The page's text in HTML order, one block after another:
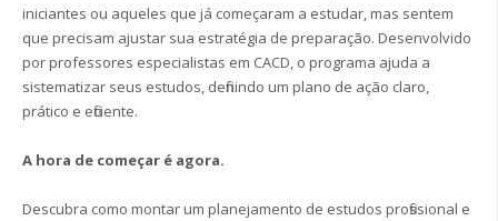
iniciantes ou aqueles que já começaram a estudar, mas sentem
que precisam ajustar sua estratégia de preparação. Desenvolvido
por professores especialistas em CACD, o programa ajuda a
sistematizar seus estudos, definindo um plano de ação claro,
prático e eficiente.
A hora de começar é agora.
Descubra como montar um planejamento de estudos profissional e